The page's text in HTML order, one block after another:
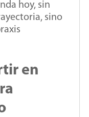
hoy, sin
sino
en